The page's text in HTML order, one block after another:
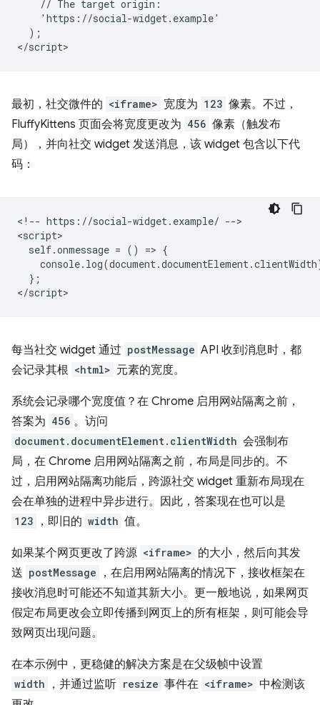
    // The target origin:
    'https://social-widget.example'
  );
最初，社交微件的 <iframe> 宽度为 123 像素。不过，
FluffyKittens 页面会将宽度更改为 456 像素（触发布
局），并向社交 widget 发送消息，该 widget 包含以下代
码：
<!-- https://social-widget.example/ -->
<script>
  self.onmessage = () => {
  };
每当社交 widget 通过 postMessage API 收到消息时，都
会记录其根 <html> 元素的宽度。
系统会记录哪个宽度值？在 Chrome 启用网站隔离之前，
答案为 456 。访问
document.documentElement.clientWidth 会强制布
局，在 Chrome 启用网站隔离之前，布局是同步的。不
过，启用网站隔离功能后，跨源社交 widget 重新布局现在
会在单独的进程中异步进行。因此，答案现在也可以是
123 ，即旧的 width 值。
如果某个网页更改了跨源 <iframe> 的大小，然后向其发
送 postMessage
，在启用网站隔离的情况下，接收框架在
接收消息时可能还不知道其新大小。更一般地说，如果网页
假定布局更改会立即传播到网页上的所有框架，则可能会导
致网页出现问题。
在本示例中，更稳健的解决方案是在父级帧中设置
width ，并通过监听 resize 事件在 <iframe> 中检测该